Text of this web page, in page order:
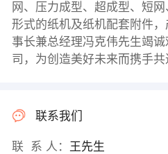
网、压力成型、超成型、短
形式的纸机及纸机配套附件
事长兼总经理冯克伟先生竭
司，为创造美好未来而携手共
联系我们
联 系 人： 王先生